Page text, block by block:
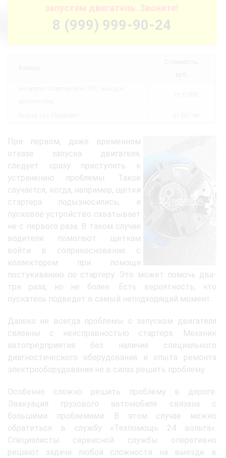
запустим двигатель. Звоните!
8 (999) 999-90-24
При первом, даже временном
отказе запуска двигателя,
следует сразу приступить к
устранению проблемы. Такое
случается, когда, например, щетки
стартера подызносились, и
пусковое устройство схватывает
не с первого раза. В таком случае
водители помогают щеткам
войти в соприкосновение с
коллектором при помощи
постукиванию по стартеру. Это может помочь два-
три раза, но не более. Есть вероятность, что
пускатель подведет в самый неподходящий момент.
Далеко не всегда проблемы с запуском двигателя
связаны с неисправностью стартера. Механик
автопредприятия без наличия специального
диагностического оборудования и опыта ремонта
электрооборудования не в силах решить проблему.
Особенно сложно решить проблему в дороге.
Эвакуация грузового автомобиля связана с
большими проблемами. В этом случае можно
обратиться в службу «Техпомощь 24 вольта».
Специалисты сервисной службы оперативно
решают задачи любой сложности на выезде в